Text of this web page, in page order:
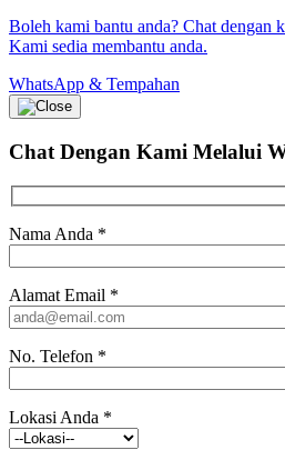
Boleh kami bantu anda? Chat dengan
Kami sedia membantu anda.
WhatsApp & Tempahan
Chat Dengan Kami Melalui
Nama Anda *
Alamat Email *
No. Telefon *
Lokasi Anda *